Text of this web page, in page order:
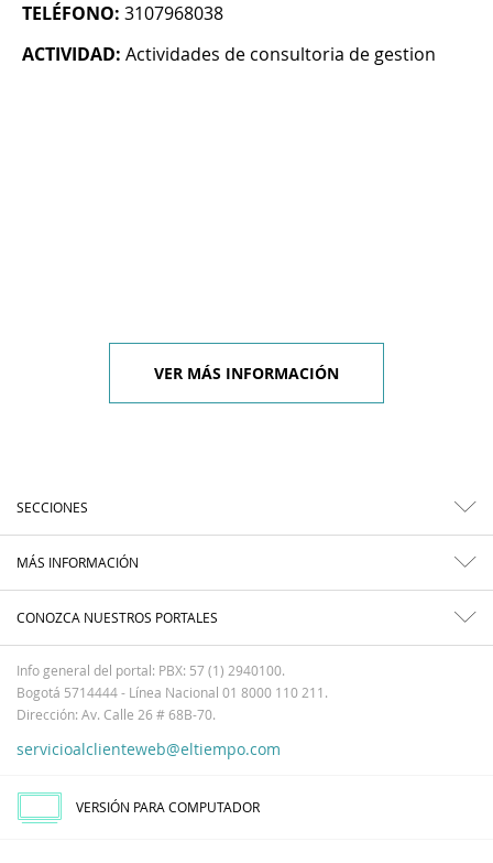
TELÉFONO: 3107968038
ACTIVIDAD: Actividades de consultoria de gestion
VER MÁS INFORMACIÓN
SECCIONES
MÁS INFORMACIÓN
CONOZCA NUESTROS PORTALES
Info general del portal: PBX: 57 (1) 2940100.
Bogotá 5714444 - Línea Nacional 01 8000 110 211.
Dirección: Av. Calle 26 # 68B-70.
servicioalclienteweb@eltiempo.com
VERSIÓN PARA COMPUTADOR